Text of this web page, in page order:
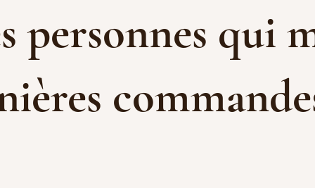
personnes qui